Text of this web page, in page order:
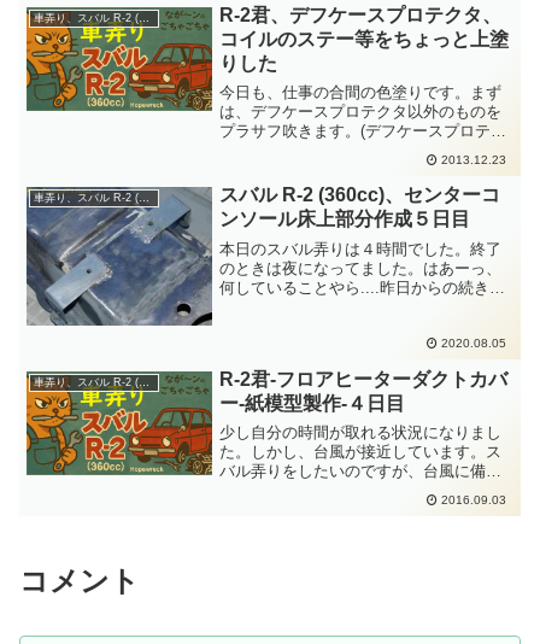
車弄り、スバル R-2 (360cc)
R-2君、デフケースプロテクタ、
コイルのステー等をちょっと上塗
りした
今日も、仕事の合間の色塗りです。まず
は、デフケースプロテクタ以外のものを
プラサフ吹きます。(デフケースプロテク
タは昨日にプラサフ処理済)午前中は、プ
ラサフの作業をして、夕方から上塗り開
始です。さて、ここで普通はシャーシブ
ラックなんかを塗ると...
2013.12.23
車弄り、スバル R-2 (360cc)
スバル R-2 (360cc)、センターコ
ンソール床上部分作成５日目
本日のスバル弄りは４時間でした。終了
のときは夜になってました。はあーっ、
何していることやら....昨日からの続きで
ます。センターコンソールを被せてマジ
2020.08.05
R-2君-フロアヒーターダクトカバ
ー-紙模型製作-４日目
少し自分の時間が取れる状況になりまし
た。しかし、台風が接近しています。ス
バル弄りをしたいのですが、台風に備え
る準備が優先です。というのは、我が家
はボロ家に住んでいるので、あちこちに
2016.09.03
コメント